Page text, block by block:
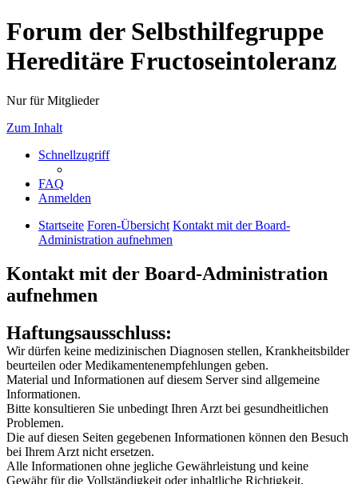
Forum der Selbsthilfegruppe
Hereditäre Fructoseintoleranz
Nur für Mitglieder
Zum Inhalt
Schnellzugriff
FAQ
Anmelden
Startseite Foren-Übersicht Kontakt mit der Board-
Administration aufnehmen
Kontakt mit der Board-Administration
aufnehmen
Haftungsausschluss:
Wir dürfen keine medizinischen Diagnosen stellen, Krankheitsbilder
beurteilen oder Medikamentenempfehlungen geben.
Material und Informationen auf diesem Server sind allgemeine
Informationen.
Bitte konsultieren Sie unbedingt Ihren Arzt bei gesundheitlichen
Problemen.
Die auf diesen Seiten gegebenen Informationen können den Besuch
bei Ihrem Arzt nicht ersetzen.
Alle Informationen ohne jegliche Gewährleistung und keine
Gewähr für die Vollständigkeit oder inhaltliche Richtigkeit.